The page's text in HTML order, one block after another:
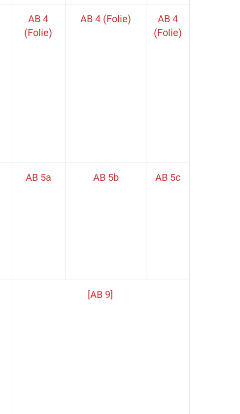
AB 4
(Folie)
AB 4 (Folie)
AB 4
(Folie)
AB 5a AB 5b AB 5c
[AB 9]